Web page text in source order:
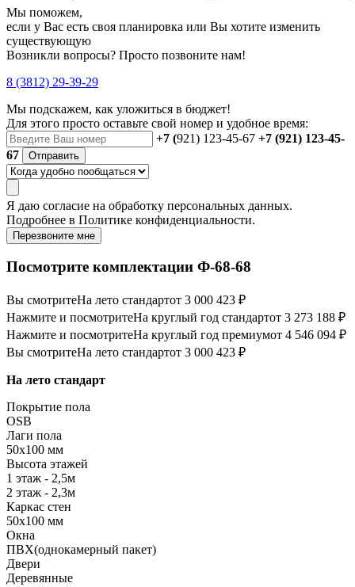
Мы поможем,
если у Вас есть своя планировка или Вы хотите изменить
существующую
Возникли вопросы? Просто позвоните нам!
8 (3812) 29-39-29
Мы подскажем, как уложиться в бюджет!
Для этого просто оставьте свой номер и удобное время:
+7 (921) 123-45-67 +7 (921) 123-45-
67
Отправить
Я даю согласие на обработку персональных данных.
Подробнее в Политике конфиденциальности.
Перезвоните мне
Посмотрите комплектации Ф-68-68
Вы смотритеНа лето стандартот 3 000 423 ₽
Нажмите и посмотритеНа круглый год стандартот 3 273 188 ₽
Нажмите и посмотритеНа круглый год премиумот 4 546 094 ₽
Вы смотритеНа лето стандартот 3 000 423 ₽
На лето стандарт
Покрытие пола
OSB
Лаги пола
50х100 мм
Высота этажей
1 этаж - 2,5м
2 этаж - 2,3м
Каркас стен
50х100 мм
Окна
ПВХ(однокамерный пакет)
Двери
Деревянные